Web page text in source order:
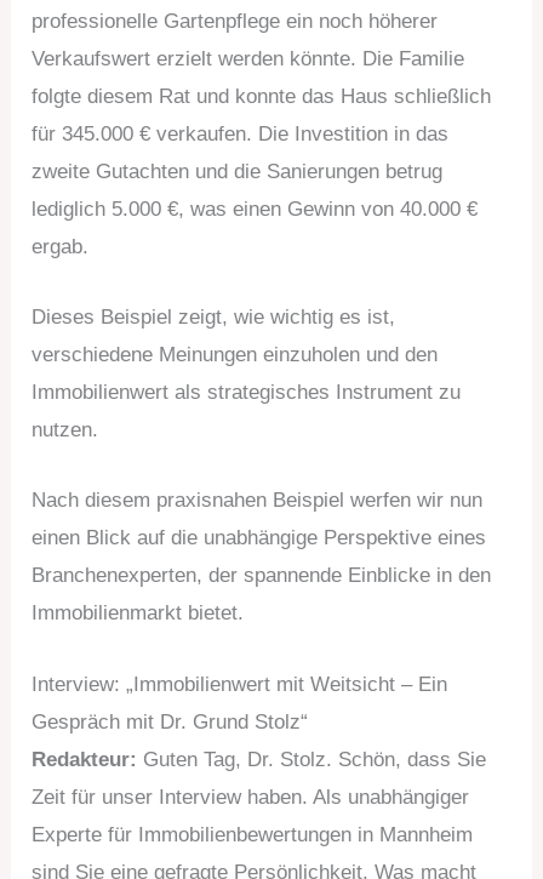
professionelle Gartenpflege ein noch höherer
Verkaufswert erzielt werden könnte. Die Familie
folgte diesem Rat und konnte das Haus schließlich
für 345.000 € verkaufen. Die Investition in das
zweite Gutachten und die Sanierungen betrug
lediglich 5.000 €, was einen Gewinn von 40.000 €
ergab.
Dieses Beispiel zeigt, wie wichtig es ist,
verschiedene Meinungen einzuholen und den
Immobilienwert als strategisches Instrument zu
nutzen.
Nach diesem praxisnahen Beispiel werfen wir nun
einen Blick auf die unabhängige Perspektive eines
Branchenexperten, der spannende Einblicke in den
Immobilienmarkt bietet.
Interview: „Immobilienwert mit Weitsicht – Ein
Gespräch mit Dr. Grund Stolz“
Redakteur: Guten Tag, Dr. Stolz. Schön, dass Sie
Zeit für unser Interview haben. Als unabhängiger
Experte für Immobilienbewertungen in Mannheim
sind Sie eine gefragte Persönlichkeit. Was macht